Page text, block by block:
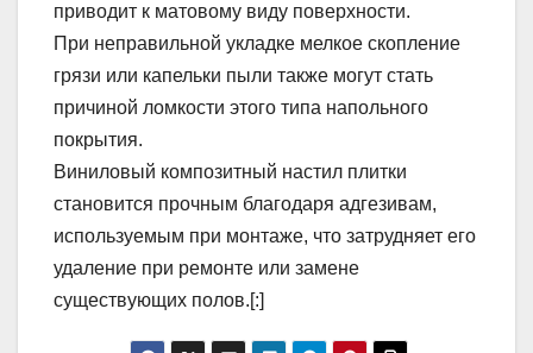
приводит к матовому виду поверхности.
При неправильной укладке мелкое скопление
грязи или капельки пыли также могут стать
причиной ломкости этого типа напольного
покрытия.
Виниловый композитный настил плитки
становится прочным благодаря адгезивам,
используемым при монтаже, что затрудняет его
удаление при ремонте или замене
существующих полов.[:]